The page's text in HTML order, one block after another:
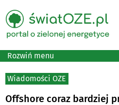
Rozwiń menu
Wiadomości OZE
Offshore coraz bardziej